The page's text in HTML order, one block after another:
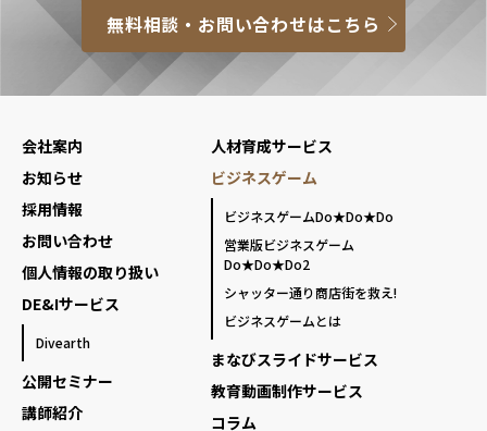
無料相談・お問い合わせはこちら
会社案内
お知らせ
採用情報
お問い合わせ
個人情報の取り扱い
DE&Iサービス
Divearth
公開セミナー
講師紹介
人材育成サービス
ビジネスゲーム
ビジネスゲームDo★Do★Do
営業版ビジネスゲーム
Do★Do★Do2
シャッター通り商店街を救え!
ビジネスゲームとは
まなびスライドサービス
教育動画制作サービス
コラム